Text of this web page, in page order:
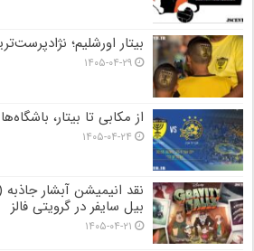
بیتار اورشلیم؛
۱۴۰۵-۰۴-۲۹
از مکابی تا بیتار،
۱۴۰۵-۰۴-۲۴
بیل سایفر در گرویتی فالز
۱۴۰۵-۰۴-۲۱